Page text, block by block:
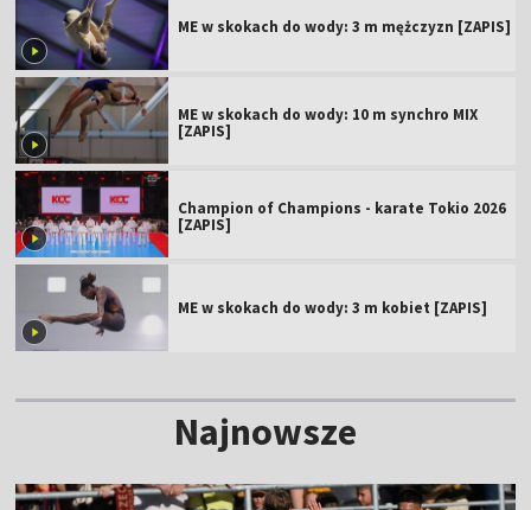
ME w skokach do wody: 3 m mężczyzn [ZAPIS]
ME w skokach do wody: 10 m synchro MIX
[ZAPIS]
Champion of Champions - karate Tokio 2026
[ZAPIS]
ME w skokach do wody: 3 m kobiet [ZAPIS]
Najnowsze